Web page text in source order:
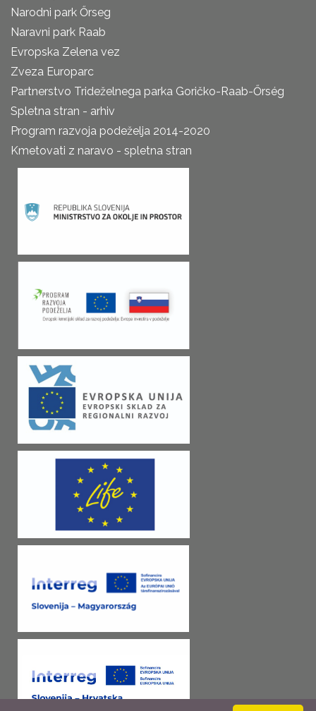
Narodni park Őrseg
Naravni park Raab
Evropska Zelena vez
Zveza Europarc
Partnerstvo Trideželnega parka Goričko-Raab-Őrség
Spletna stran - arhiv
Program razvoja podeželja 2014-2020
Kmetovati z naravo - spletna stran